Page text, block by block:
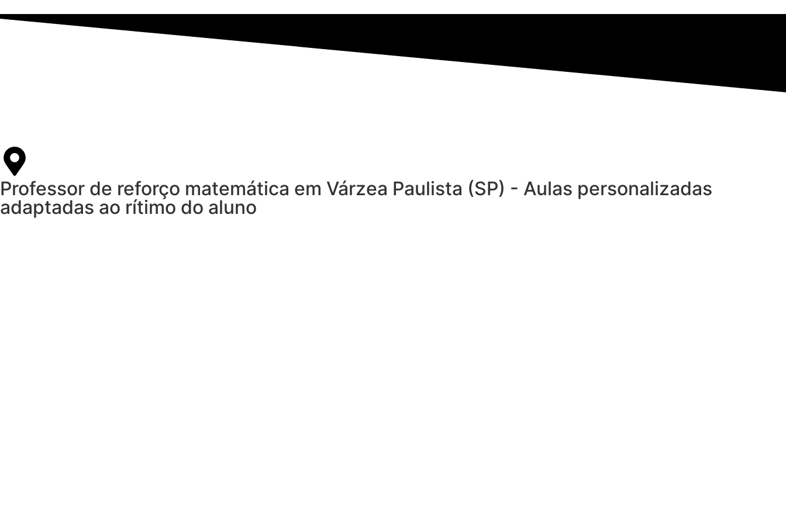
Professor de reforço matemática em Várzea Paulista (SP) - Aulas personalizadas
adaptadas ao rítimo do aluno